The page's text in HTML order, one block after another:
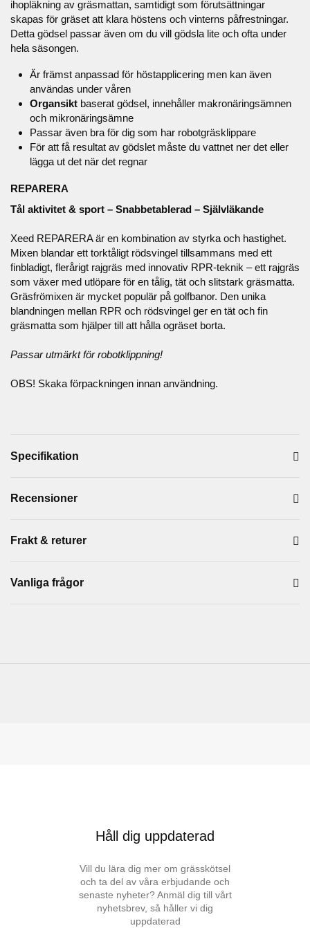
ihopläkning av gräsmattan, samtidigt som förutsättningar
skapas för gräset att klara höstens och vinterns påfrestningar.
Detta gödsel passar även om du vill gödsla lite och ofta under
hela säsongen.
Är främst anpassad för höstapplicering men kan även
användas under våren
Organsikt baserat gödsel, innehåller makronäringsämnen
och mikronäringsämne
Passar även bra för dig som har robotgräsklippare
För att få resultat av gödslet måste du vattnet ner det eller
lägga ut det när det regnar
REPARERA
Tål aktivitet & sport – Snabbetablerad – Självläkande
Xeed REPARERA är en kombination av styrka och hastighet.
Mixen blandar ett torktåligt rödsvingel tillsammans med ett
finbladigt, flerårigt rajgräs med innovativ RPR-teknik – ett rajgräs
som växer med utlöpare för en tålig, tät och slitstark gräsmatta.
Gräsfrömixen är mycket populär på golfbanor. Den unika
blandningen mellan RPR och rödsvingel ger en tät och fin
gräsmatta som hjälper till att hålla ogräset borta.
Passar utmärkt för robotklippning!
OBS! Skaka förpackningen innan användning.
Specifikation
Recensioner
Frakt & returer
Vanliga frågor
Håll dig uppdaterad
Vill du lära dig mer om grässkötsel
och ta del av våra erbjudande och
senaste nyheter? Anmäl dig till vårt
nyhetsbrev, så håller vi dig
uppdaterad